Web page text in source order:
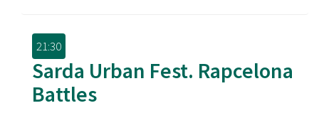
21:30
Sarda Urban Fest. Rapcelona
Battles